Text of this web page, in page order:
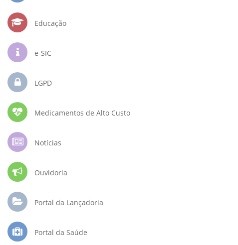
Educação
e-SIC
LGPD
Medicamentos de Alto Custo
Notícias
Ouvidoria
Portal da Lançadoria
Portal da Saúde